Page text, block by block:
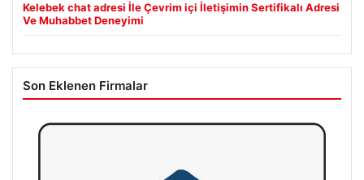
Kelebek chat adresi İle Çevrim içi İletişimin Sertifikalı Adresi
Ve Muhabbet Deneyimi
Son Eklenen Firmalar